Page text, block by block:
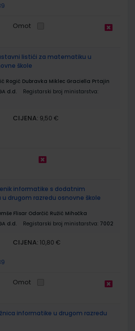
Omot
listići za matematiku u
škole
Rogić Dubravka Miklec Graciella Prtajin
d.d.
Registarski broj ministarstva:
CIJENA: 9,50 €
informatike s dodatnim
drugom razredu osnovne škole
Flisar Odorčić Ružić Mihočka
d.d. Registarski broj ministarstva: 7002
CIJENA: 10,80 €
Omot
informatike u drugom razredu